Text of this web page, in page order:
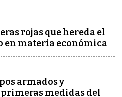
rojas que hereda el
en materia económica
armados y
primeras medidas del